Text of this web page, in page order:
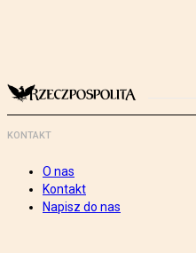
KONTAKT
O nas
Kontakt
Napisz do nas